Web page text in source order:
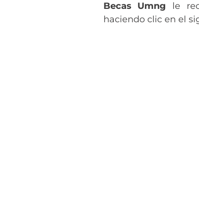
Becas Umng le
haciendo clic en el